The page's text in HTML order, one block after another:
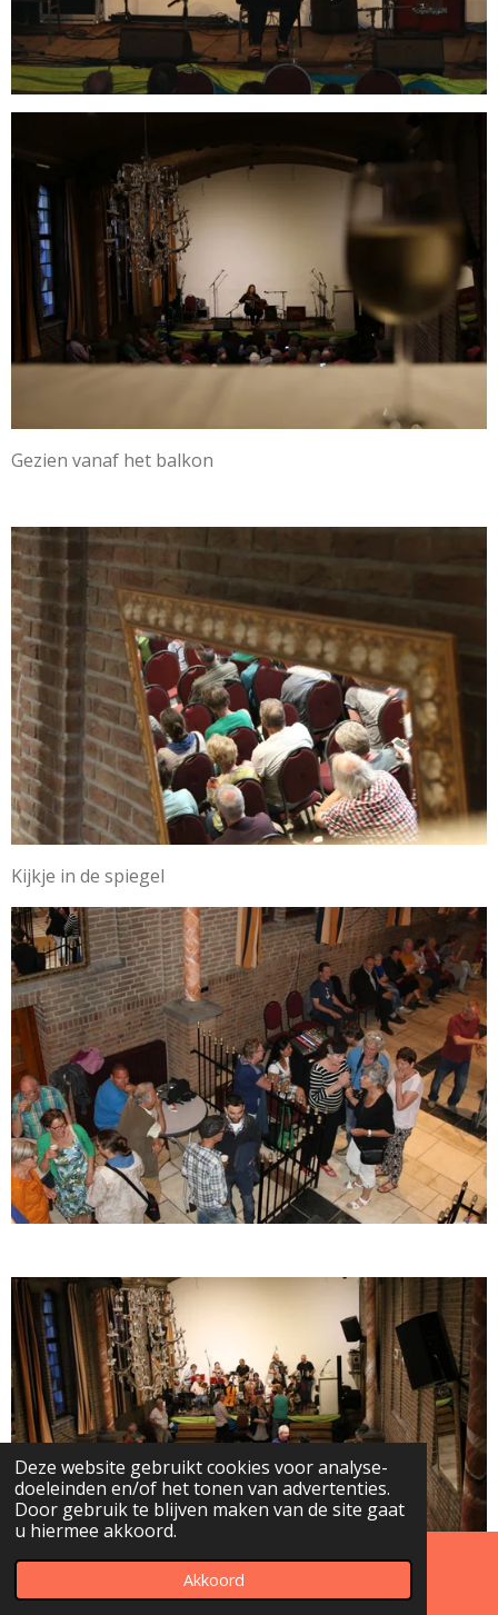
Deze website gebruikt cookies voor analyse-
doeleinden en/of het tonen van advertenties.
Door gebruik te blijven maken van de site gaat
u hiermee akkoord.
Akkoord
Gezien vanaf het balkon
Kijkje in de spiegel
E-mailadres